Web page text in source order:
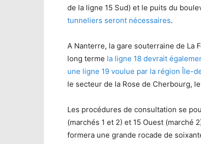
de la ligne 15 Sud) et le puits du
tunneliers seront nécessaires.
A Nanterre, la gare souterraine de La
long terme la ligne 18 devrait
une ligne 19 voulue par la région Île-
le secteur de la Rose de Cherbourg,
Les procédures de consultation se
(marchés 1 et 2) et 15 Ouest (marché
formera une grande rocade de